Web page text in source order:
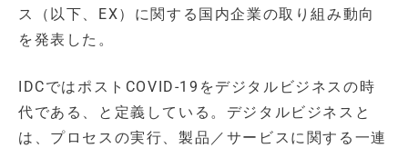
ス（以下、EX）に関する国内企業の取り組み動向
を発表した。
IDCではポストCOVID-19をデジタルビジネスの時
代である、と定義している。デジタルビジネスと
は、プロセスの実行、製品／サービスに関する一連